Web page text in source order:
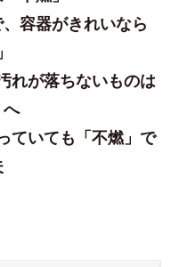
容器がきれいなら
れが落ちないものは
へ
ていても「不燃」で